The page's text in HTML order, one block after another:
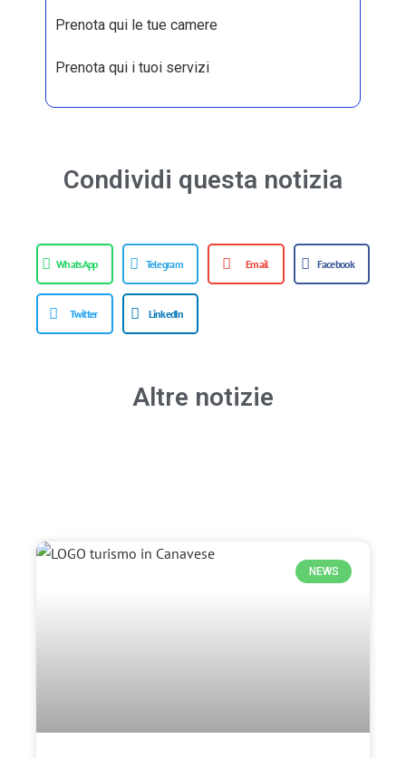
Prenota qui le tue camere
Prenota qui i tuoi servizi
Condividi questa notizia
WhatsApp Telegram Email Facebook
Twitter LinkedIn
Altre notizie
NEWS